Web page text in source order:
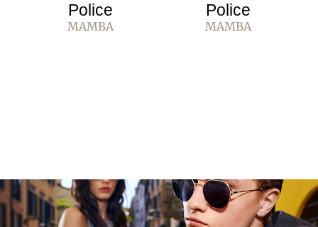
Police
MAMBA
Police
MAMBA